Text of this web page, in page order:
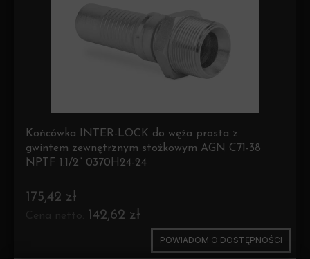
Końcówka INTER-LOCK do węża prosta z
gwintem zewnętrznym stożkowym AGN C71-38
NPTF 1.1/2” 0370H24-24
175,42 zł
142,62 zł
POWIADOM O DOSTĘPNOŚCI